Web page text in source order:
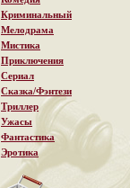
Криминальный
Мелодрама
Мистика
Приключения
Сериал
Сказка/Фэнтези
Триллер
Ужасы
Фантастика
Эротика